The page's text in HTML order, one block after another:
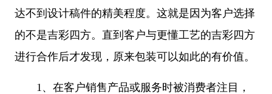
达不到设计稿件的精美程度。这就是因为客户选择
的不是吉彩四方。直到客户与更懂工艺的吉彩四方
进行合作后才发现，原来包装可以如此的有价值。
1、在客户销售产品或服务时被消费者注目，